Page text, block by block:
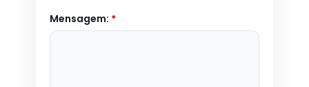
Mensagem: *